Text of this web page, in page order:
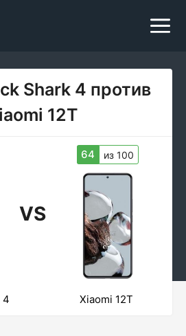
Shark 4 против
12T
VS
64 из 100
4 Xiaomi 12T